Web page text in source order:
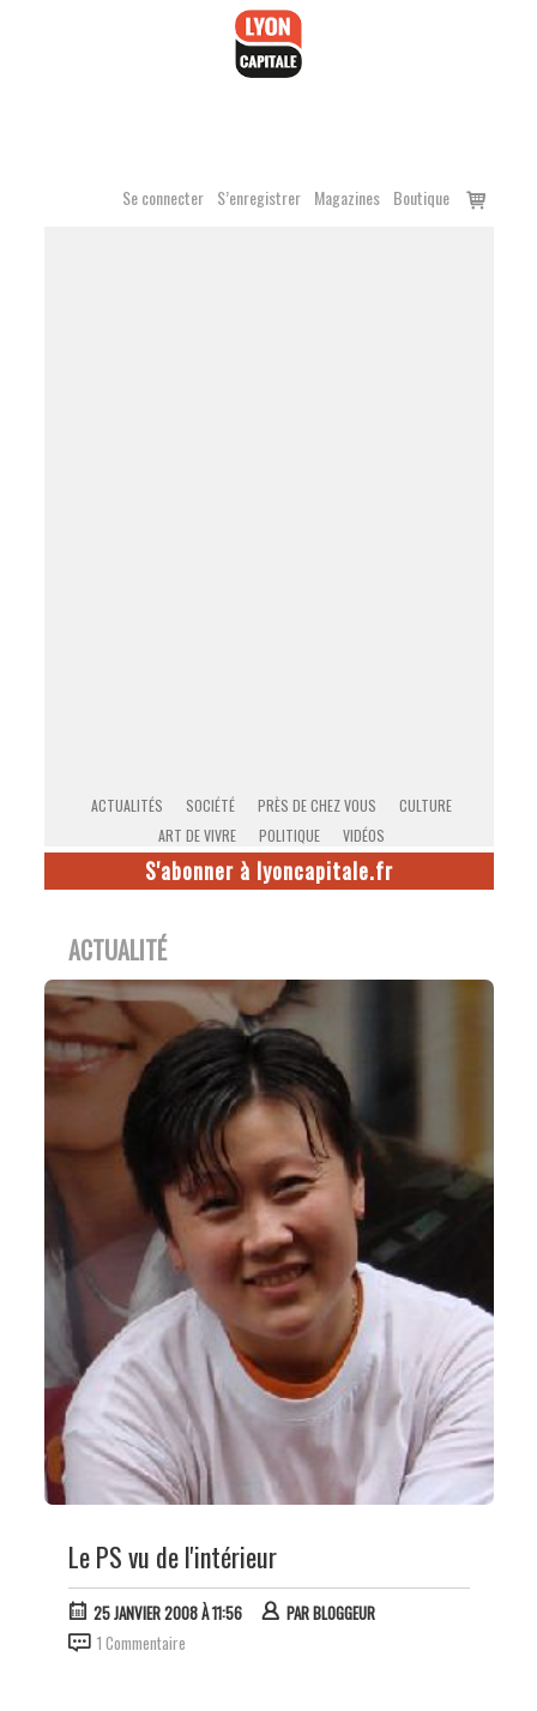
Se connecter S’enregistrer Magazines Boutique
Voir
ACTUALITÉS SOCIÉTÉ PRÈS DE CHEZ VOUS
CULTURE
ART DE VIVRE
POLITIQUE VIDÉOS
S'abonner à lyoncapitale.fr
ACTUALITÉ
Le PS vu de l'intérieur
25 JANVIER 2008 À 11:56 PARBLOGGEUR
1 Commentaire